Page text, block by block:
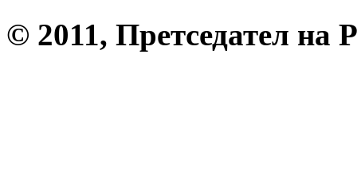
© 2011, Претседател на